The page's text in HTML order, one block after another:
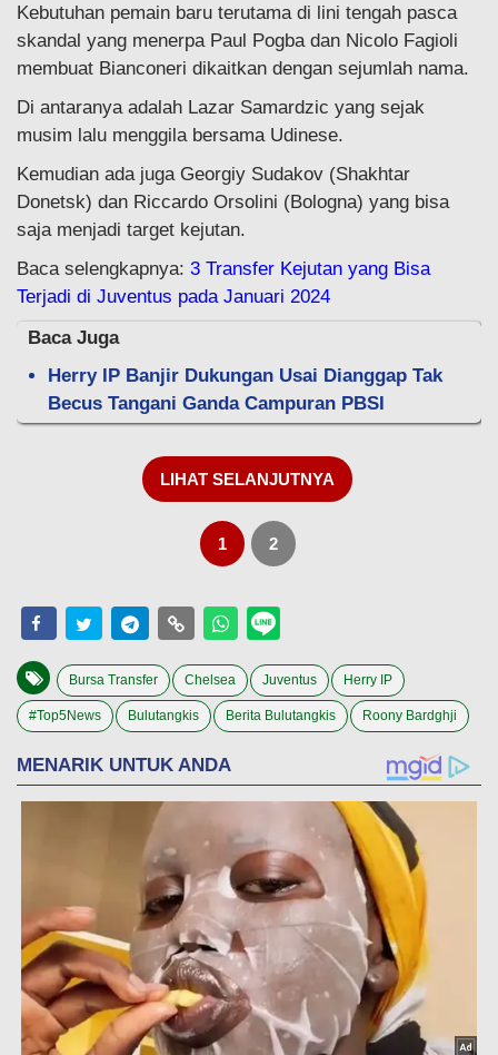
Kebutuhan pemain baru terutama di lini tengah pasca
skandal yang menerpa Paul Pogba dan Nicolo Fagioli
membuat Bianconeri dikaitkan dengan sejumlah nama.
Di antaranya adalah Lazar Samardzic yang sejak
musim lalu menggila bersama Udinese.
Kemudian ada juga Georgiy Sudakov (Shakhtar
Donetsk) dan Riccardo Orsolini (Bologna) yang bisa
saja menjadi target kejutan.
Baca selengkapnya: 3 Transfer Kejutan yang Bisa
Terjadi di Juventus pada Januari 2024
Baca Juga
Herry IP Banjir Dukungan Usai Dianggap Tak
Becus Tangani Ganda Campuran PBSI
LIHAT SELANJUTNYA
1 2
Bursa Transfer Chelsea Juventus Herry IP
#Top5News Bulutangkis Berita Bulutangkis Roony Bardghji